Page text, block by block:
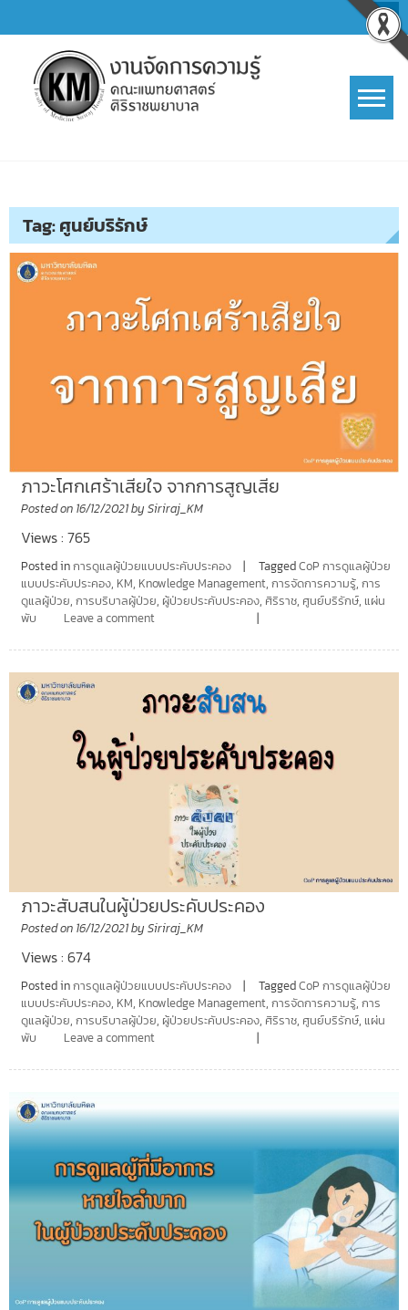
to
content
Tag:ศูนย์บริรักษ์
ภาวะโศกเศร้าเสียใจ จากการสูญเสีย
Posted on 16/12/2021by Siriraj_KM
Views : 765
Posted inการดูแลผู้ป่วยแบบประคับประคอง TaggedCoP การดูแลผู้ป่วย
แบบประคับประคอง, KM, Knowledge Management, การจัดการความรู้, การ
ดูแลผู้ป่วย, การบริบาลผู้ป่วย, ผู้ป่วยประคับประคอง, ศิริราช, ศูนย์บริรักษ์, แผ่น
พับ
Leave a comment
ภาวะสับสนในผู้ป่วยประคับประคอง
Posted on 16/12/2021by Siriraj_KM
Views : 674
Posted inการดูแลผู้ป่วยแบบประคับประคอง TaggedCoP การดูแลผู้ป่วย
แบบประคับประคอง, KM, Knowledge Management, การจัดการความรู้, การ
ดูแลผู้ป่วย, การบริบาลผู้ป่วย, ผู้ป่วยประคับประคอง, ศิริราช, ศูนย์บริรักษ์, แผ่น
พับ
Leave a comment